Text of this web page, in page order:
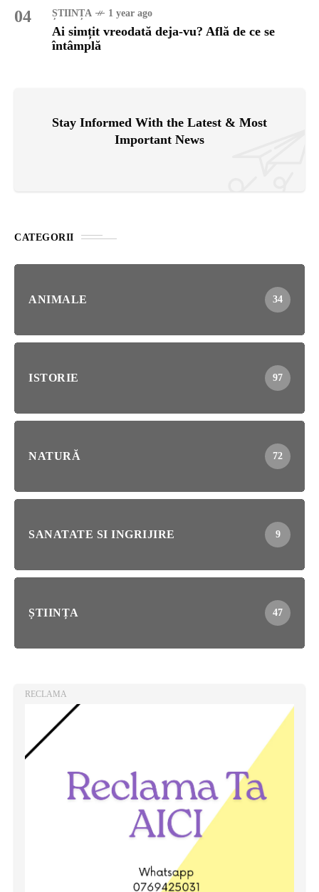
04 ȘTIINȚA 1 year ago
Ai simțit vreodată deja-vu? Află de ce se
întâmplă
Stay Informed With the Latest & Most
Important News
CATEGORII
ANIMALE 34
ISTORIE 97
NATURĂ 72
SANATATE SI INGRIJIRE 9
ȘTIINȚA 47
RECLAMA